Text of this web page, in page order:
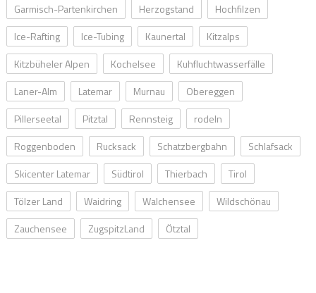
Garmisch-Partenkirchen
Herzogstand
Hochfilzen
Ice-Rafting
Ice-Tubing Kaunertal
Kitzalps
Kitzbüheler Alpen
Kochelsee
Kuhfluchtwasserfälle
Laner-Alm
Latemar Murnau
Obereggen
Pillerseetal
Pitztal Rennsteig
rodeln
Roggenboden
Rucksack Schatzbergbahn
Schlafsack
Skicenter Latemar
Südtirol Thierbach
Tirol
Tölzer Land
Waidring Walchensee
Wildschönau
Zauchensee
ZugspitzLand Ötztal